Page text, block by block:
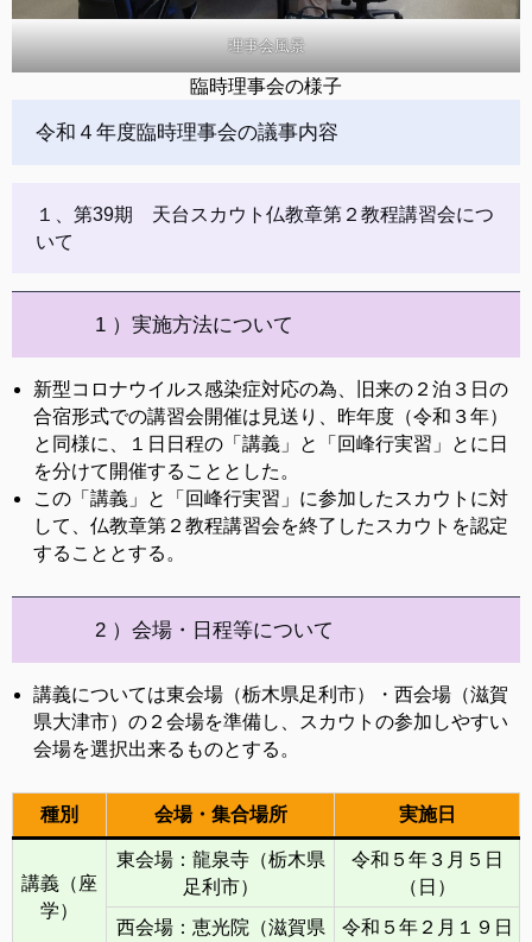
理事会風景
臨時理事会の様子
令和４年度臨時理事会の議事内容
１、第39期 天台スカウト仏教章第２教程講習会につ
いて
1 ）実施方法について
新型コロナウイルス感染症対応の為、旧来の２泊３日の
合宿形式での講習会開催は見送り、昨年度（令和３年）
と同様に、１日日程の「講義」と「回峰行実習」とに日
を分けて開催することとした。
この「講義」と「回峰行実習」に参加したスカウトに対
して、仏教章第２教程講習会を終了したスカウトを認定
することとする。
2 ）会場・日程等について
講義については東会場（栃木県足利市）・西会場（滋賀
県大津市）の２会場を準備し、スカウトの参加しやすい
会場を選択出来るものとする。
種別 会場・集合場所 実施日
講義（座
学）
東会場：龍泉寺（栃木県
足利市）
令和５年３月５日
（日）
西会場：恵光院（滋賀県
令和５年２月１９日